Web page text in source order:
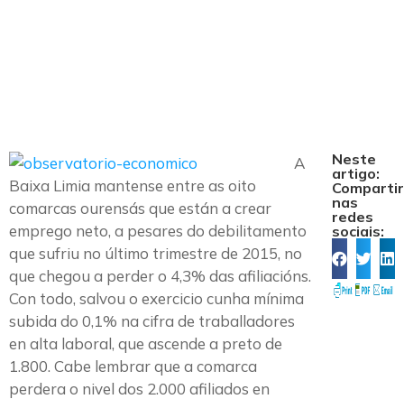
A
Baixa Limia mantense entre as oito
comarcas ourensás que están a crear
emprego neto, a pesares do debilitamento
que sufriu no último trimestre de 2015, no
que chegou a perder o 4,3% das afiliacións.
Con todo, salvou o exercicio cunha mínima
subida do 0,1% na cifra de traballadores
en alta laboral, que ascende a preto de
1.800. Cabe lembrar que a comarca
perdera o nivel dos 2.000 afiliados en
Neste
artigo:
Compartir
nas
redes
sociais: